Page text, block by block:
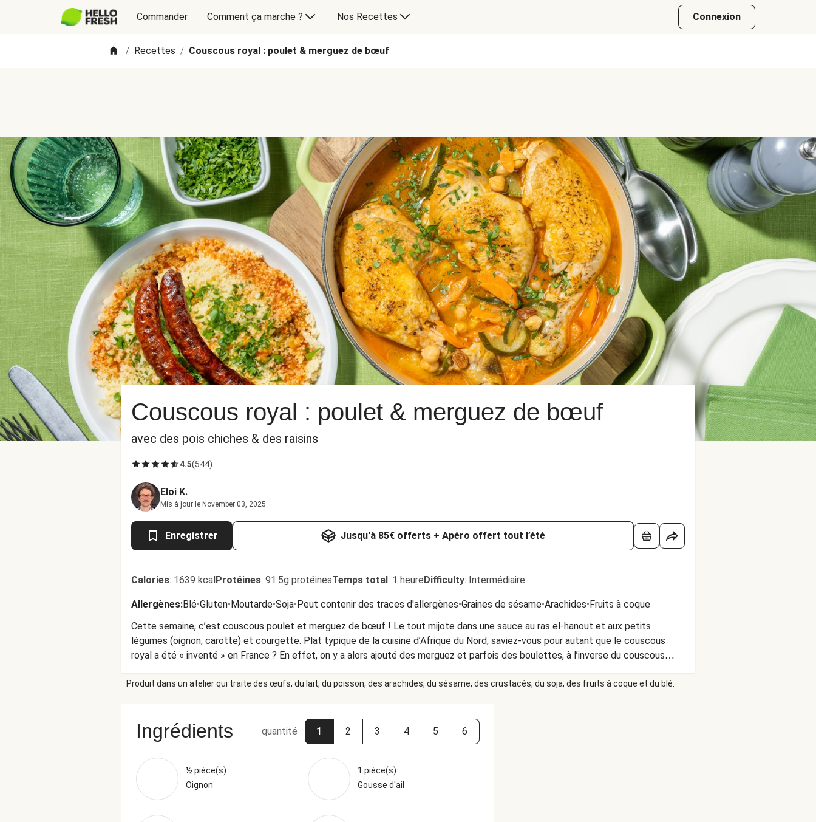
Commander Comment ça marche ? Nos Recettes Connexion
/ Recettes / Couscous royal : poulet & merguez de bœuf
Couscous royal : poulet & merguez de bœuf
avec des pois chiches & des raisins
4.5(544)
Eloi K.
Mis à jour le November 03, 2025
Enregistrer Jusqu'à 85€ offerts + Apéro offert tout l’été
Calories: 1639 kcalProtéines: 91.5g protéinesTemps total: 1 heureDifficulty: Intermédiaire
Allergènes:Blé•Gluten•Moutarde•Soja•Peut contenir des traces d'allergènes•Graines de sésame•Arachides•Fruits à coque
Cette semaine, c’est couscous poulet et merguez de bœuf ! Le tout mijote dans une sauce au ras el-hanout et aux petits
légumes (oignon, carotte) et courgette. Plat typique de la cuisine d’Afrique du Nord, saviez-vous pour autant que le couscous
royal a été « inventé » en France ? En effet, on y a alors ajouté des merguez et parfois des boulettes, à l’inverse du couscous
traditionnel, dans lequel on ne mélange pas les viandes.
Produit dans un atelier qui traite des œufs, du lait, du poisson, des arachides, du sésame, des crustacés, du soja, des fruits à coque et du blé.
Ingrédients quantité 1 2 3 4 5 6
½ pièce(s)
Oignon
1 pièce(s)
Gousse d'ail